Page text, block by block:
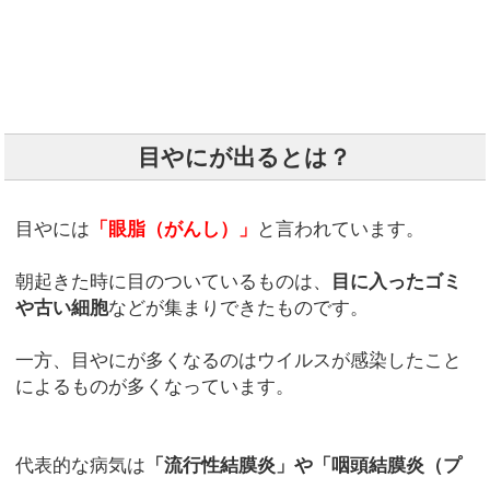
目やにが出るとは？
目やには 「眼脂（がんし）」 と言われています。
朝起きた時に目のついているものは、
目に入ったゴミ
や古い細胞などが集まりできたものです。
一方、目やにが多くなるのはウイルスが感染したこと
によるものが多くなっています。
代表的な病気は 「流行性結膜炎」や「咽頭結膜炎（プ